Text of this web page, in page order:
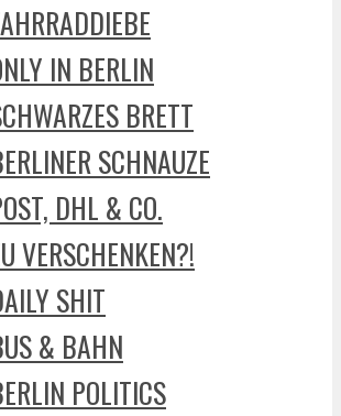
IN BERLIN
BRETT
SCHNAUZE
DHL & CO.
VERSCHENKEN?!
SHIT
& BAHN
POLITICS